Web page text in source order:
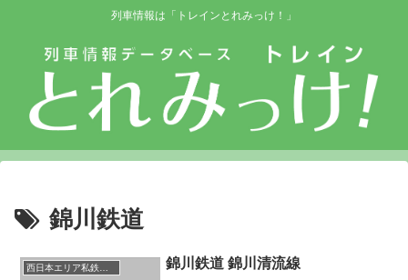
列車情報は「トレインとれみっけ！」
錦川鉄道
西日本エリア私鉄等路線 錦川鉄道 錦川清流線